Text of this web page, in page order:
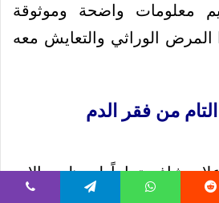
معلومات واضحة وموثوقة
الوراثي والتعايش معه
من فقر الدم
شافٍ تماماً لمعظم حالات